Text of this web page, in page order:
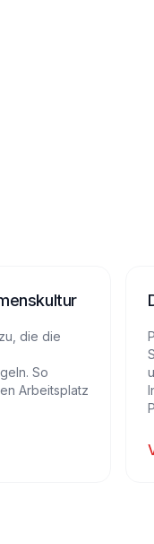
die die
So
Arbeitsplatz